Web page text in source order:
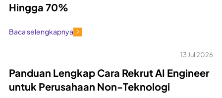
Hingga 70%
Baca selengkapnya
13 Jul 2026
Panduan Lengkap Cara Rekrut AI Engineer
untuk Perusahaan Non-Teknologi